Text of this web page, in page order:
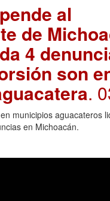
al
de
4
son
.
municipios aguacateros
en Michoacán.